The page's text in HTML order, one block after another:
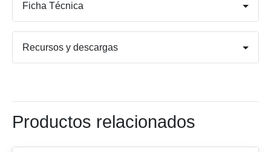
Ficha Técnica
Recursos y descargas
Productos relacionados